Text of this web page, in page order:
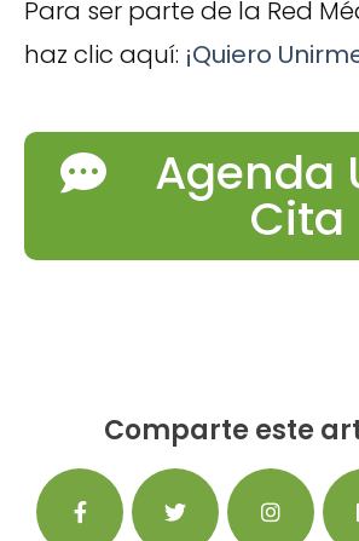
Para ser parte de la Red
haz clic aquí: ¡Quiero
Agenda
Cita
Comparte este